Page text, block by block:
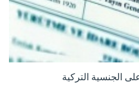
الجنسية التركية